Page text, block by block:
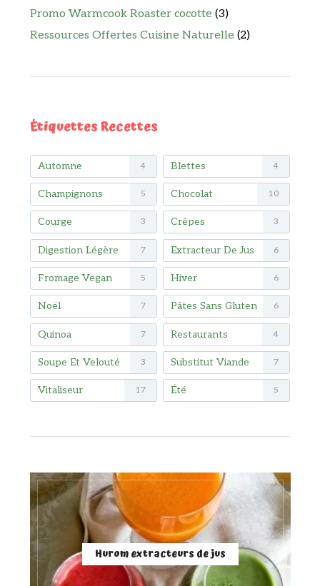
Promo Warmcook Roaster cocotte (3)
Ressources Offertes Cuisine Naturelle (2)
Étiquettes Recettes
Automne 4 Blettes 4
Champignons 5 Chocolat 10
Courge 3 Crêpes 3
Digestion Légère 7 Extracteur De Jus 6
Fromage Vegan 5 Hiver 6
Noël 7 Pâtes Sans Gluten 6
Quinoa 7 Restaurants 4
Soupe Et Velouté 3 Substitut Viande 7
Vitaliseur 17 Été 5
Hurom extracteurs de jus